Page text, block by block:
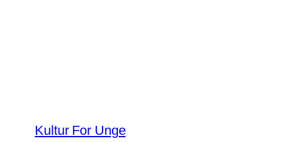
Kultur For Unge